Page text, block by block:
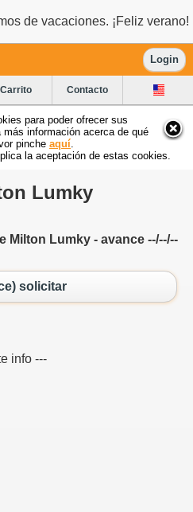
de vacaciones. ¡Feliz verano!
Login
Carrito Contacto
para poder ofrecer sus
información acerca de qué
pinche aquí
la aceptación de estas cookies.
Lumky
Milton Lumky - avance --/--/--
solicitar
info ---